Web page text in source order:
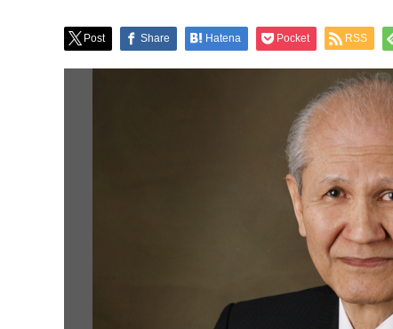
Post Share Hatena Pocket RSS